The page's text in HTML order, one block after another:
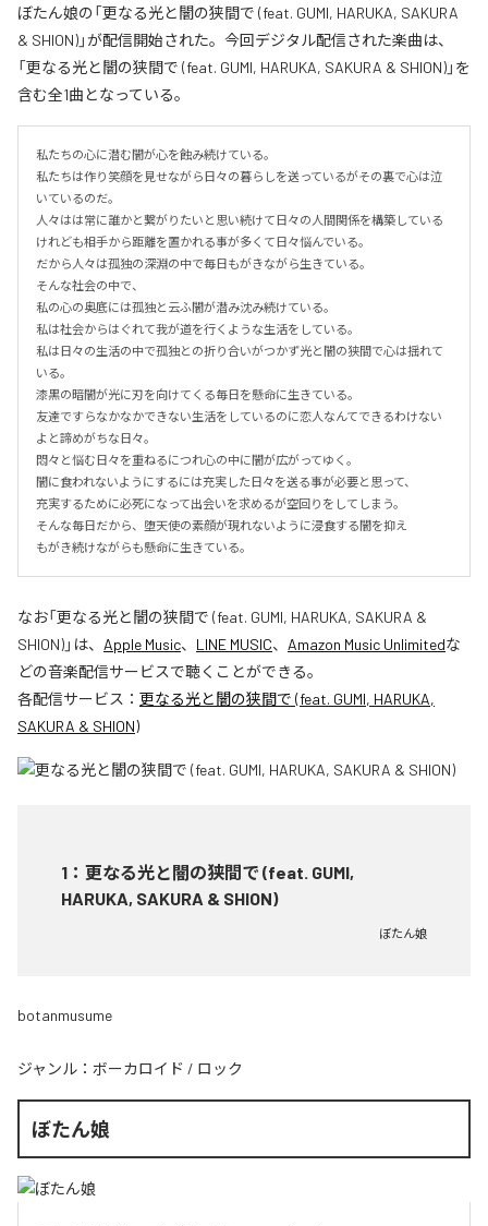
ぼたん娘の「更なる光と闇の狭間で (feat. GUMI, HARUKA, SAKURA
& SHION)」が配信開始された。今回デジタル配信された楽曲は、
「更なる光と闇の狭間で (feat. GUMI, HARUKA, SAKURA & SHION)」を
含む全1曲となっている。
私たちの心に潜む闇が心を蝕み続けている。
私たちは作り笑顔を見せながら日々の暮らしを送っているがその裏で心は泣
いているのだ。
人々はは常に誰かと繋がりたいと思い続けて日々の人間関係を構築している
けれども相手から距離を置かれる事が多くて日々悩んでいる。
だから人々は孤独の深淵の中で毎日もがきながら生きている。
そんな社会の中で、
私の心の奥底には孤独と云ふ闇が潜み沈み続けている。
私は社会からはぐれて我が道を行くような生活をしている。
私は日々の生活の中で孤独との折り合いがつかず光と闇の狭間で心は揺れて
いる。
漆黒の暗闇が光に刃を向けてくる毎日を懸命に生きている。
友達ですらなかなかできない生活をしているのに恋人なんてできるわけない
よと諦めがちな日々。
悶々と悩む日々を重ねるにつれ心の中に闇が広がってゆく。
闇に食われないようにするには充実した日々を送る事が必要と思って、
充実するために必死になって出会いを求めるが空回りをしてしまう。
そんな毎日だから、堕天使の素顔が現れないように浸食する闇を抑え
もがき続けながらも懸命に生きている。
なお「更なる光と闇の狭間で (feat. GUMI, HARUKA, SAKURA &
SHION)」は、 Apple Music、 LINE MUSIC、 Amazon Music Unlimitedな
どの音楽配信サービスで聴くことができる。
各配信サービス： 更なる光と闇の狭間で (feat. GUMI, HARUKA,
SAKURA & SHION)
1 ： 更なる光と闇の狭間で (feat. GUMI,
HARUKA, SAKURA & SHION)
ぼたん娘
botanmusume
ジャンル： ボーカロイド / ロック
ぼたん娘